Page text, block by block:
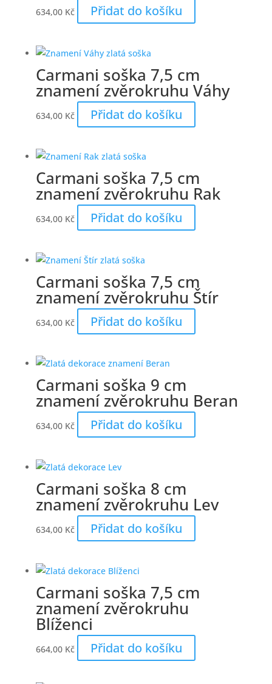
634,00 Kč Přidat do košíku
Carmani soška 7,5 cm
znamení zvěrokruhu Váhy
634,00 Kč Přidat do košíku
Carmani soška 7,5 cm
znamení zvěrokruhu Rak
634,00 Kč Přidat do košíku
Carmani soška 7,5 cm
znamení zvěrokruhu Štír
634,00 Kč Přidat do košíku
Carmani soška 9 cm
znamení zvěrokruhu Beran
634,00 Kč Přidat do košíku
Carmani soška 8 cm
znamení zvěrokruhu Lev
634,00 Kč Přidat do košíku
Carmani soška 7,5 cm
znamení zvěrokruhu
Blíženci
664,00 Kč Přidat do košíku